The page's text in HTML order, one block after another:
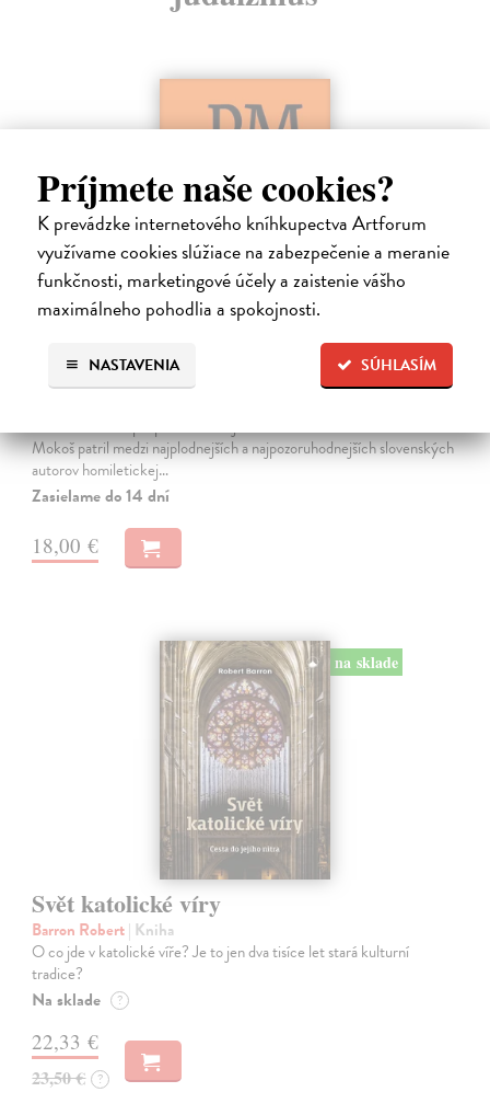
Príjmete naše cookies?
K prevádzke internetového kníhkupectva Artforum
využívame cookies slúžiace na zabezpečenie a meranie
funkčnosti, marketingové účely a zaistenie vášho
maximálneho pohodlia a spokojnosti.
SÚHLASÍM
NASTAVENIA
Dominik Mokoš OFM (1718-1776) a jeho
kazateľská tvorba
Škovierová Angela| Kniha
Mokoš patril medzi najplodnejších a najpozoruhodnejších slovenských
autorov homiletickej…
Zasielame do 14 dní
18,00 €
na sklade
Svět katolické víry
Barron Robert| Kniha
O co jde v katolické víře? Je to jen dva tisíce let stará kulturní
tradice?
Na sklade ?
22,33 €
23,50 € ?